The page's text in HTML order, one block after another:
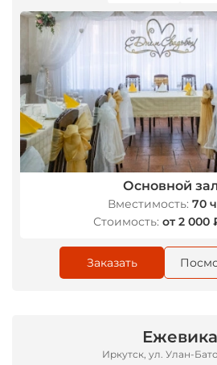
Основной зал
Вместимость: 70
Стоимость: от 2 000
Заказать
Ежевика
Иркутск, ул. Улан-